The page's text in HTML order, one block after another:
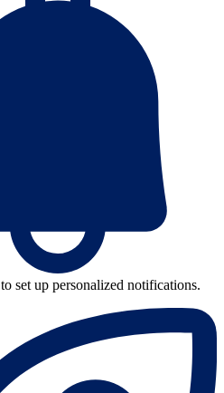
to set up personalized notifications.